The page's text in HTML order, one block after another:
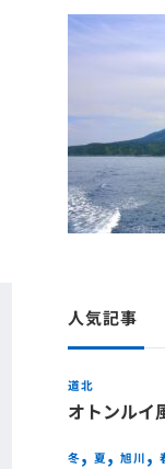
人気記事
道北
オトンルイ
冬 夏 旭川